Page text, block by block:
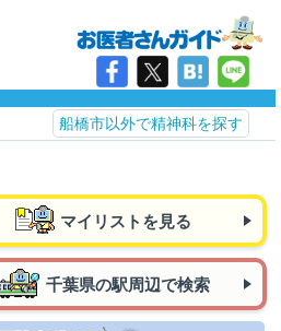
船橋市以外で精神科を探す
マイリストを見る
千葉県の駅周辺で検索